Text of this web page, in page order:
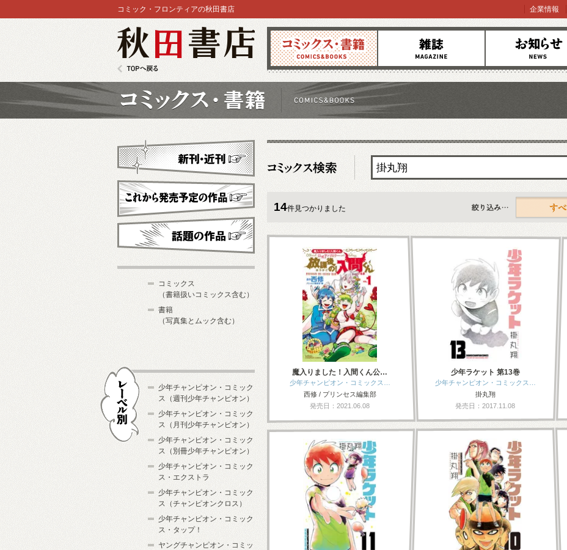
コミックス 雑誌 お知らせ
コミック・フロンティアの秋田書店 企業情報
14件見つかりました
すべて
魔入りました！入間くん公…
少年チャンピオン・コミックス…
西修 / プリンセス編集部
発売日：2021.06.08
少年ラケット 第13巻
少年チャンピオン・コミックス…
掛丸翔
発売日：2017.11.08
新刊・近刊
これから発売予定
コミックス
（書籍扱いコミックス含む）
書籍
（写真集とムック含む）
少年チャンピオン・コミック
ス（週刊少年チャンピオン）
少年チャンピオン・コミック
ス（月刊少年チャンピオン）
少年チャンピオン・コミック
ス（別冊少年チャンピオン）
少年チャンピオン・コミック
ス・エクストラ
少年チャンピオン・コミック
ス（チャンピオンクロス）
少年チャンピオン・コミック
ス・タップ！
ヤングチャンピオン・コミッ